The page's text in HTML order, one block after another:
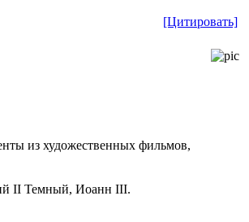
[Цитировать]
из художественных фильмов,
II Темный, Иоанн III.